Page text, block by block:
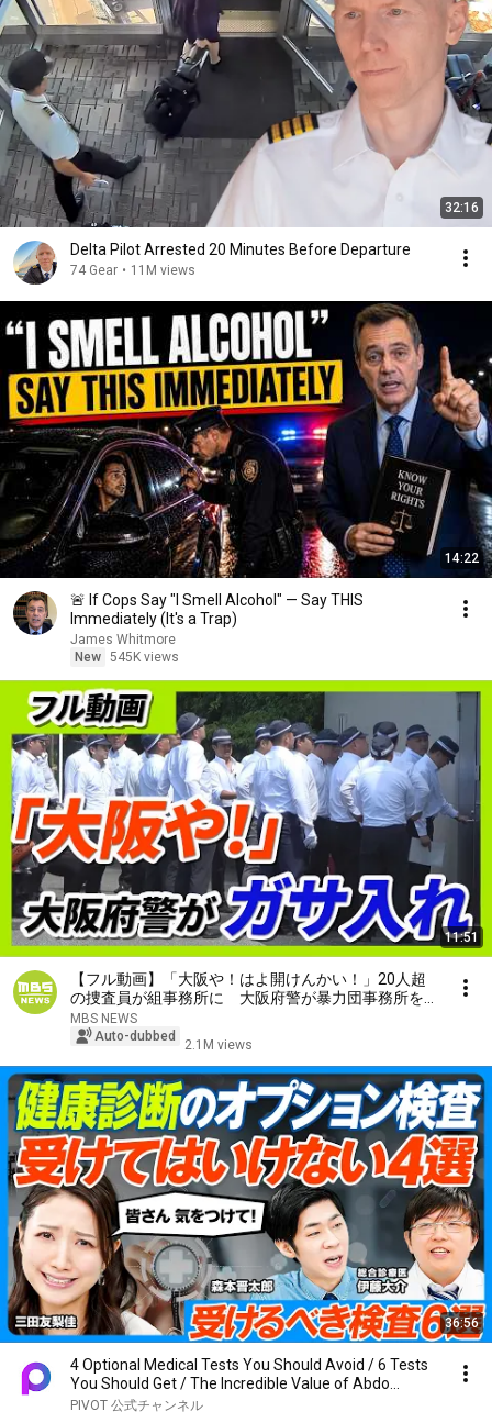
32:16
Delta Pilot Arrested 20 Minutes Before Departure
74 Gear • 11M views
14:22
🚨 If Cops Say "I Smell Alcohol" — Say THIS
Immediately (It's a Trap)
James Whitmore
New 545K views
11:51
【フル動画】「大阪や！はよ開けんかい！」20人超
の捜査員が組事務所に 大阪府警が暴力団事務所を家
宅捜索 特殊詐欺の被害金めぐり（2026年7月29日）
MBS NEWS
Auto-dubbed
2.1M views
36:56
4 Optional Medical Tests You Should Avoid / 6 Tests
You Should Get / The Incredible Value of Abdo...
PIVOT 公式チャンネル